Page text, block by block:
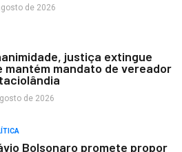
de 2026
justiça extingue
mantém mandato de vereador
de 2026
Bolsonaro promete propor